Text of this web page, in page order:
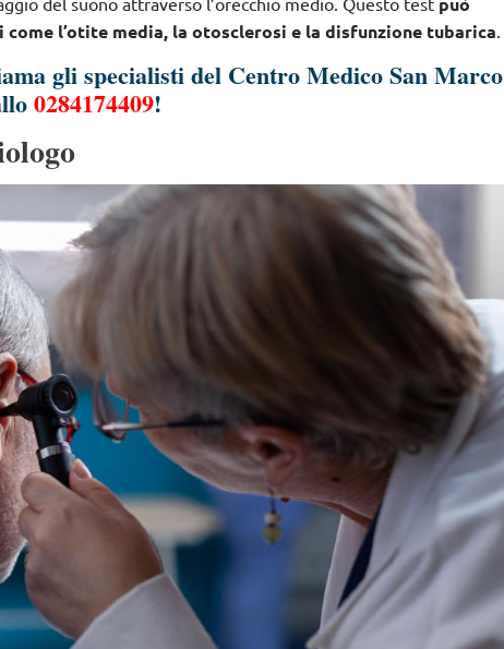
l’otite media, la otosclerosi e la disfunzione tubarica
gli specialisti del Centro Medico San Marco
0284174409!